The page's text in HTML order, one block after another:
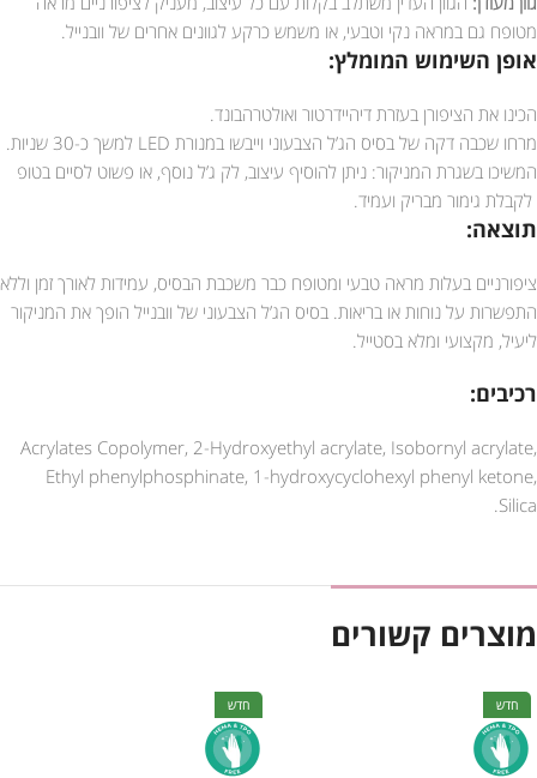
מטופח גם במראה נקי וטבעי, או משמש כרקע לגוונים אחרים של וובנייל.
אופן השימוש המומלץ:
הכינו את הציפורן בעזרת דיהיידרטור ואולטרהבונד.
מרחו שכבה דקה של בסיס הג’ל הצבעוני וייבשו במנורת LED למשך כ-30 שניות.
המשיכו בשגרת המניקור: ניתן להוסיף עיצוב, לק ג’ל נוסף, או פשוט לסיים בטופ
לקבלת גימור מבריק ועמיד.
תוצאה:
ציפורניים בעלות מראה טבעי ומטופח כבר משכבת הבסיס, עמידות לאורך זמן וללא
התפשרות על נוחות או בריאות. בסיס הג’ל הצבעוני של וובנייל הופך את המניקור
ליעיל, מקצועי ומלא בסטייל.
רכיבים:
Acrylates Copolymer, 2-Hydroxyethyl acrylate, Isobornyl acrylate,
Ethyl phenylphosphinate, 1-hydroxycyclohexyl phenyl ketone,
Silica.
מוצרים קשורים
חדש חדש